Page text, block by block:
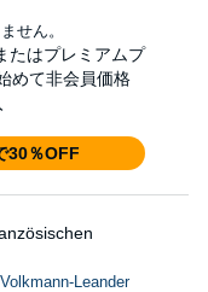
せん。
たはプレミアムプ
めて非会員価格
30％OFF
Leander